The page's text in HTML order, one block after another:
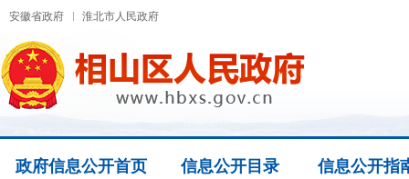
安徽省政府 淮北市人民政府
政府信息公开首页 信息公开目录 信息公开指